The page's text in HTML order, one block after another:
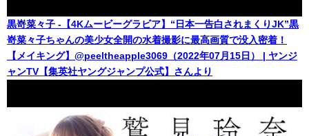
黒嵜菜々子 -【4Kムービーグラビア】“日本一告白されまくりJK”黒
嵜菜々子ちゃんの美少女全開の水着撮影に最高画質で没入密着！
【メイキング】@peeltheapple3069（2022年07月15日） | ヤンジ
ャンTV【集英社ヤングジャンプ公式】さんより